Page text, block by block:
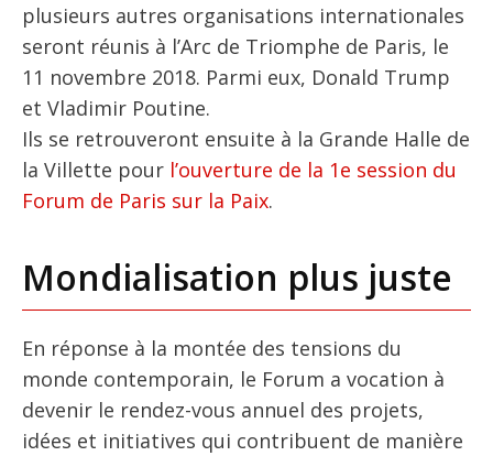
plusieurs autres organisations internationales
seront réunis à l’Arc de Triomphe de Paris, le
11 novembre 2018. Parmi eux, Donald Trump
et Vladimir Poutine.
Ils se retrouveront ensuite à la Grande Halle de
la Villette pour l’ouverture de la 1e session du
Forum de Paris sur la Paix.
Mondialisation plus juste
En réponse à la montée des tensions du
monde contemporain, le Forum a vocation à
devenir le rendez-vous annuel des projets,
idées et initiatives qui contribuent de manière